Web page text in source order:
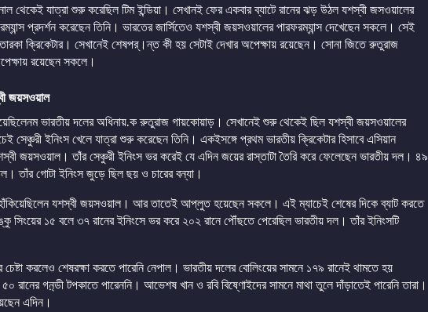
থেকেই যাত্রা শুরু করেছিল টিম ইন্ডিয়া। সেখানই ফের একবার ব্যাটে রানের ঝড় উঠল যশস্বী জসওয়ালের
প্রদর্শন করেছেন তিনি। ভারতের জার্সিতেও যশস্বী জয়সওয়ালের পারফরম্যান্স দেখেছেন সকলে। সেই
ক্রিকেটার। সেখানেই শেষপর্।ন্ত কী হয় সেটাই দেখার অপেক্ষায় রয়েছেন। সোনা জিতে রুতুরাজ
রয়েছেন সকলে।
জয়সওয়াল
ভারতীয় দলের অধিনায়.ক রুতুরাজ গায়কোয়াড়। সেখানেই শুরু থেকেই ছিল যশস্বী জয়সওয়ালের
সেঞ্চুরী ইনিংস খেলে যাত্রা শুরু করেছেন তিনি। একইসঙ্গে প্রথম ভারতীয় ক্রিকেটার হিসাবে এসিয়ান
জয়সওয়াল। তাঁর সেঞ্চুরী ইনিংস ভর করেই যে এদিন জয়ের রাস্তাটা তৈরি করে ফেলেছেন ভারতীয় দল। ৪৯
তাঁর গোটা ইনিংস জুড়ে ছিল ছয় ও চারের বন্যা।
হাঁকিয়েছিলেন যশস্বী জয়সওয়াল। আর তাতেই আপ্লুত হয়েছেন সকলে। এই ম্যাচেই শেষের দিকে ব্যাট করতে
সিংয়ের ১৫ বলে ৩৭ রানের ইনিংসে ভর করে ২০২ রানে পৌঁছতে পেরেছিল ভারতীয় দল। তাঁর ইনিংসটি
করলেও শেষরক্ষা করতে পারেনি নেপাল। ভারতীয় দলের বোলিংয়ের সামনে ১৭৯ রানেই থামতে হয়
রানের গন়্ডী টপকাতে পারেননি। আভেশষ খান ও রবি বিষ্ণোইদের সামনে মাথা তুলে দাঁড়াতেই পারেনি তারা।
এদিন।